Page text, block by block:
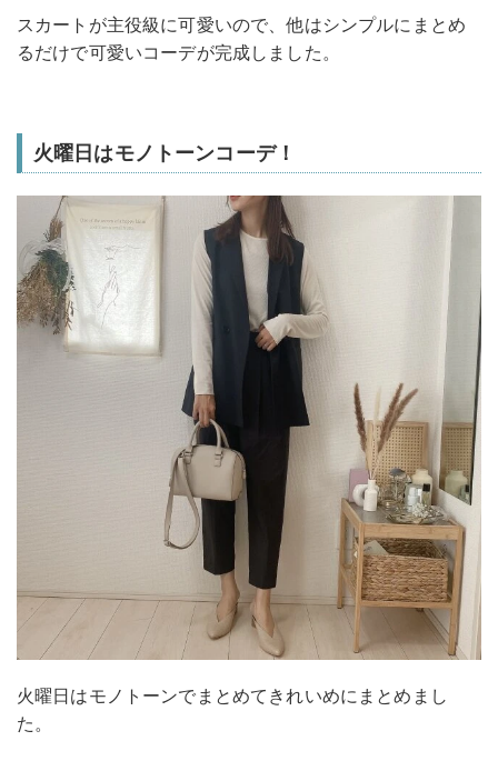
スカートが主役級に可愛いので、他はシンプルにまとめ
るだけで可愛いコーデが完成しました。
火曜日はモノトーンコーデ！
火曜日はモノトーンでまとめてきれいめにまとめまし
た。